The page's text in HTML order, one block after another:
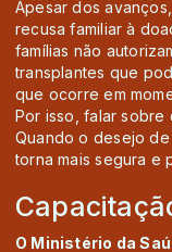
Apesar dos
recusa familiar à
famílias não
transplantes que
que ocorre em
Por isso, falar sobre
Quando o desejo
torna mais segura e
O Ministério da